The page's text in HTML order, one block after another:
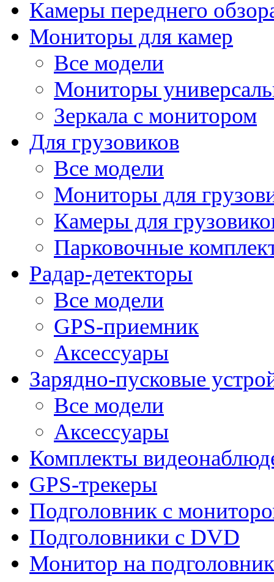
Камеры переднего
Мониторы для камер
Все модели
Мониторы
Зеркала с монитором
Для грузовиков
Все модели
Мониторы для
Камеры для
Парковочные
Радар-детекторы
Все модели
GPS-приемник
Аксессуары
Зарядно-пусковые
Все модели
Аксессуары
Комплекты
GPS-трекеры
Подголовник с
Подголовники с DVD
Монитор на подголовник